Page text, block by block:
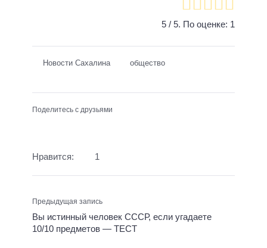
5 / 5. По оценке: 1
Новости Сахалина общество
Поделитесь с друзьями
Нравится: 1
Предыдущая запись
Вы истинный человек СССР, если угадаете
10/10 предметов — ТЕСТ